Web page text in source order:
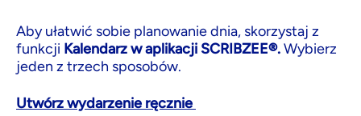
Aby ułatwić sobie planowanie dnia, skorzystaj z
funkcji Kalendarz w aplikacji SCRIBZEE®.Wybierz
jeden z trzech sposobów.
Utwórz wydarzenie ręcznie